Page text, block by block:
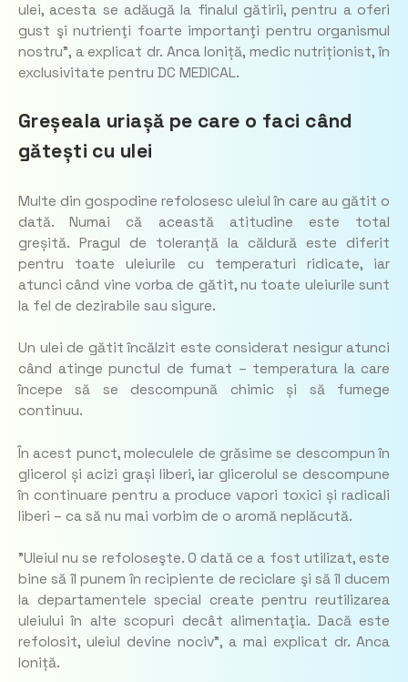
ulei, acesta se adăugă la finalul gătirii, pentru a oferi
gust şi nutrienţi foarte importanţi pentru organismul
nostru”, a explicat dr. Anca Ioniță, medic nutriționist, în
exclusivitate pentru DC MEDICAL.
Greșeala uriașă pe care o faci când
gătești cu ulei
Multe din gospodine refolosesc uleiul în care au gătit o
dată. Numai că această atitudine este total
greșită. Pragul de toleranță la căldură este diferit
pentru toate uleiurile cu temperaturi ridicate, iar
atunci când vine vorba de gătit, nu toate uleiurile sunt
la fel de dezirabile sau sigure.
Un ulei de gătit încălzit este considerat nesigur atunci
când atinge punctul de fumat – temperatura la care
începe să se descompună chimic și să fumege
continuu.
În acest punct, moleculele de grăsime se descompun în
glicerol și acizi grași liberi, iar glicerolul se descompune
în continuare pentru a produce vapori toxici și radicali
liberi – ca să nu mai vorbim de o aromă neplăcută.
”Uleiul nu se refoloseşte. O dată ce a fost utilizat, este
bine să îl punem în recipiente de reciclare şi să îl ducem
la departamentele special create pentru reutilizarea
uleiului în alte scopuri decât alimentaţia. Dacă este
refolosit, uleiul devine nociv”, a mai explicat dr. Anca
Ioniță.